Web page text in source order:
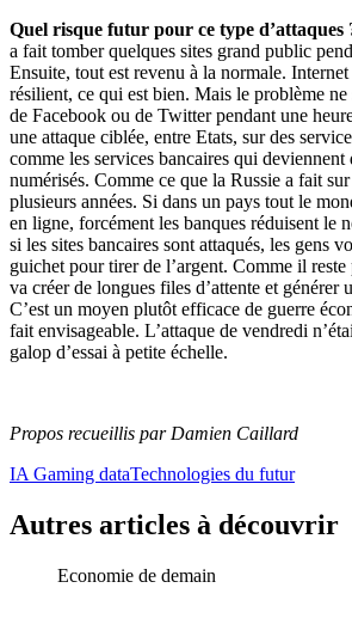
Quel risque futur pour ce type d’attaques
a fait tomber quelques sites grand public
Ensuite, tout est revenu à la normale. Internet
résilient, ce qui est bien. Mais le problème ne
de Facebook ou de Twitter pendant une
une attaque ciblée, entre Etats, sur des
comme les services bancaires qui deviennent
numérisés. Comme ce que la Russie a fait
plusieurs années. Si dans un pays tout le
en ligne, forcément les banques réduisent le
si les sites bancaires sont attaqués, les gens
guichet pour tirer de l’argent. Comme il reste
va créer de longues files d’attente et générer
C’est un moyen plutôt efficace de guerre
fait envisageable. L’attaque de vendredi
galop d’essai à petite échelle.
Propos recueillis par Damien Caillard
IA Gaming dataTechnologies du futur
Autres articles à découvrir
Economie de demain